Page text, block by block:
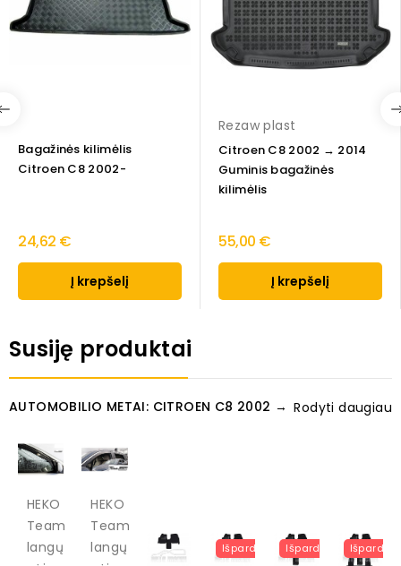
Bagažinės kilimėlis
Citroen C8 2002-
24,62 €
Į krepšelį
Rezaw plast
Citroen C8 2002 → 2014
Guminis bagažinės
kilimėlis
55,00 €
Į krepšelį
Susiję produktai
AUTOMOBILIO METAI: CITROEN C8 2002 → Rodyti daugiau
HEKO
Team
langų
HEKO
Team
langų
Išpardavimas!Išpardavimas!